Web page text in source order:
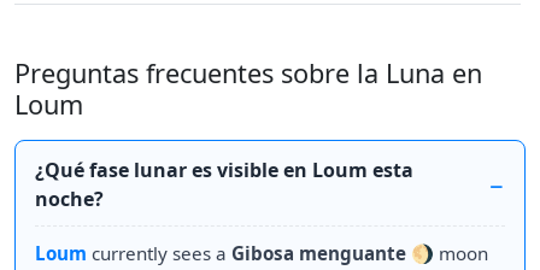
Preguntas frecuentes sobre la Luna en
Loum
¿Qué fase lunar es visible en Loum esta
noche?
Loum currently sees a Gibosa menguante 🌖 moon